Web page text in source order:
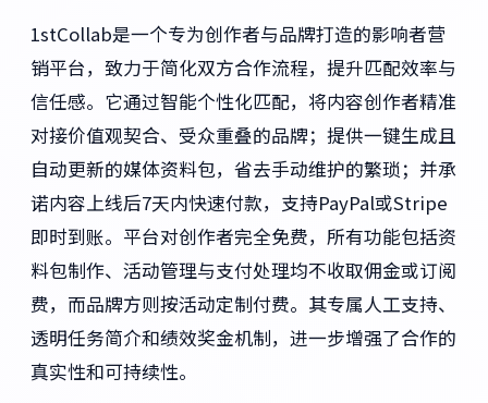
1stCollab是一个专为创作者与品牌打造的影响者营
销平台，致力于简化双方合作流程，提升匹配效率与
信任感。它通过智能个性化匹配，将内容创作者精准
对接价值观契合、受众重叠的品牌；提供一键生成且
自动更新的媒体资料包，省去手动维护的繁琐；并承
诺内容上线后7天内快速付款，支持PayPal或Stripe
即时到账。平台对创作者完全免费，所有功能包括资
料包制作、活动管理与支付处理均不收取佣金或订阅
费，而品牌方则按活动定制付费。其专属人工支持、
透明任务简介和绩效奖金机制，进一步增强了合作的
真实性和可持续性。